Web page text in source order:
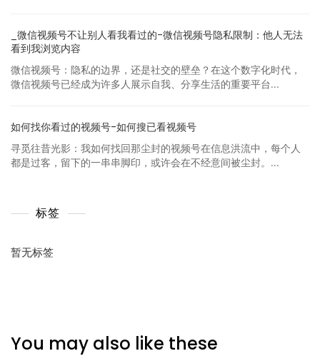
_微信视频号不让别人看我看过的-微信视频号隐私限制：他人无法
看到我浏览内容
微信视频号：隐私的边界，还是社交的壁垒？在这个数字化时代，
微信视频号已经成为许多人展示自我、分享生活的重要平台...
如何找你看过的视频号-如何搜已看视频号
寻觅往昔光影：我如何找回那尘封的视频号在信息洪流中，每个人
都是过客，留下的一串串脚印，或许会在不经意间被尘封。...
标签
暂无标签
You may also like these